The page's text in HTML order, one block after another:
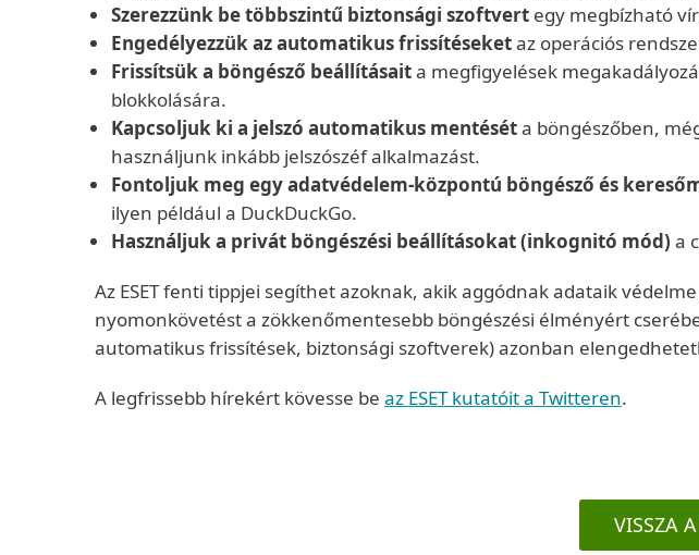
Szerezzünk be többszintű biztonsági szoftvert egy megbízható
Engedélyezzük az automatikus frissítéseketaz operációs
Frissítsük a böngésző beállításaita megfigyelések
blokkolására.
Kapcsoljuk ki a jelszó automatikus mentéséta böngészőben,
használjunk inkább jelszószéf alkalmazást.
Fontoljuk meg egy adatvédelem-központú böngésző és
ilyen például a DuckDuckGo.
Használjuk a privát böngészési beállításokat (inkognitó mód) a
Az ESET fenti tippjei segíthet azoknak, akik aggódnak adataik
nyomonkövetést a zökkenőmentesebb böngészési élményért
automatikus frissítések, biztonsági szoftverek) azonban
A legfrissebb hírekért kövesse be az ESET kutatóit a Twitteren.
VISSZA